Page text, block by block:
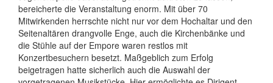
bereicherte die Veranstaltung enorm. Mit über 70
Mitwirkenden herrschte nicht nur vor dem Hochaltar und den
Seitenaltären drangvolle Enge, auch die Kirchenbänke und
die Stühle auf der Empore waren restlos mit
Konzertbesuchern besetzt. Maßgeblich zum Erfolg
beigetragen hatte sicherlich auch die Auswahl der